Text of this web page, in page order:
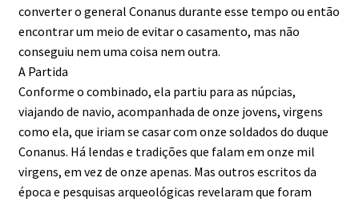
converter o general Conanus durante esse tempo ou então
encontrar um meio de evitar o casamento, mas não
conseguiu nem uma coisa nem outra.
A Partida
Conforme o combinado, ela partiu para as núpcias,
viajando de navio, acompanhada de onze jovens, virgens
como ela, que iriam se casar com onze soldados do duque
Conanus. Há lendas e tradições que falam em onze mil
virgens, em vez de onze apenas. Mas outros escritos da
época e pesquisas arqueológicas revelaram que foram